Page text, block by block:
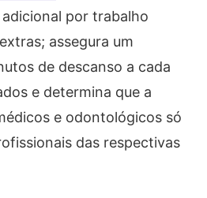
por trabalho
assegura um
de descanso a cada
e determina que a
e odontológicos só
das respectivas